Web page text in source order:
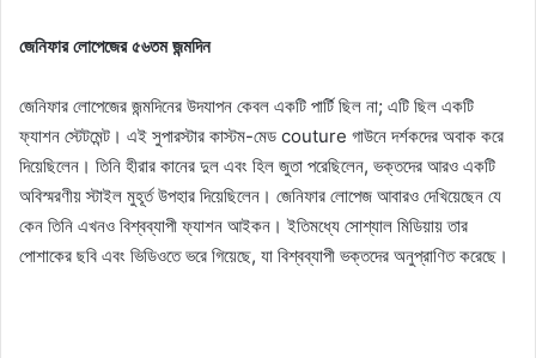
জেনিফার লোপেজের ৫৬তম জন্মদিন
জেনিফার লোপেজের জন্মদিনের উদযাপন কেবল একটি পার্টি ছিল না; এটি ছিল একটি
ফ্যাশন স্টেটমেন্ট। এই সুপারস্টার কাস্টম-মেড couture গাউনে দর্শকদের অবাক করে
দিয়েছিলেন। তিনি হীরার কানের দুল এবং হিল জুতা পরেছিলেন, ভক্তদের আরও একটি
অবিস্মরণীয় স্টাইল মুহূর্ত উপহার দিয়েছিলেন। জেনিফার লোপেজ আবারও দেখিয়েছেন যে
কেন তিনি এখনও বিশ্বব্যাপী ফ্যাশন আইকন। ইতিমধ্যে সোশ্যাল মিডিয়ায় তার
পোশাকের ছবি এবং ভিডিওতে ভরে গিয়েছে, যা বিশ্বব্যাপী ভক্তদের অনুপ্রাণিত করেছে।